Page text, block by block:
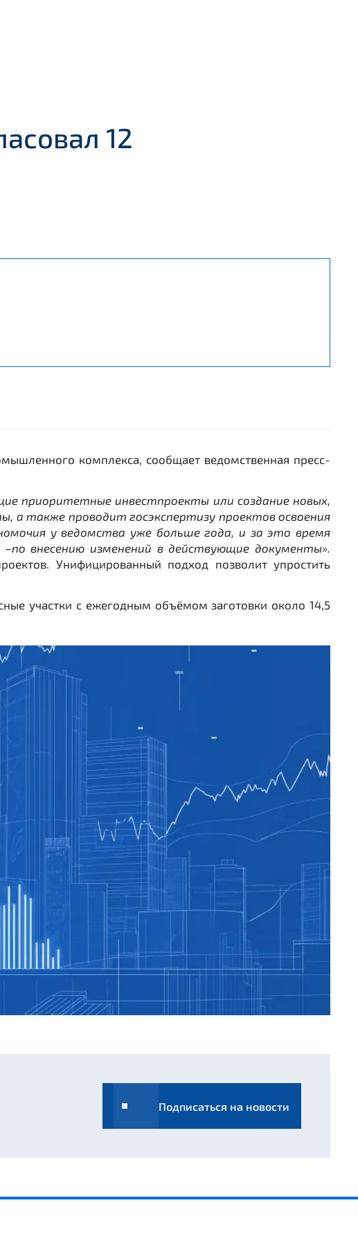
12
комплекса, сообщает ведомственная пресс-
приоритетные инвестпроекты или создание новых,
а также проводит госэкспертизу проектов освоения
у ведомства уже больше года, и за это время
–по внесению изменений в действующие документы».
Унифицированный подход позволит упростить
участки с ежегодным объёмом заготовки около 14,5
Подписаться на новости